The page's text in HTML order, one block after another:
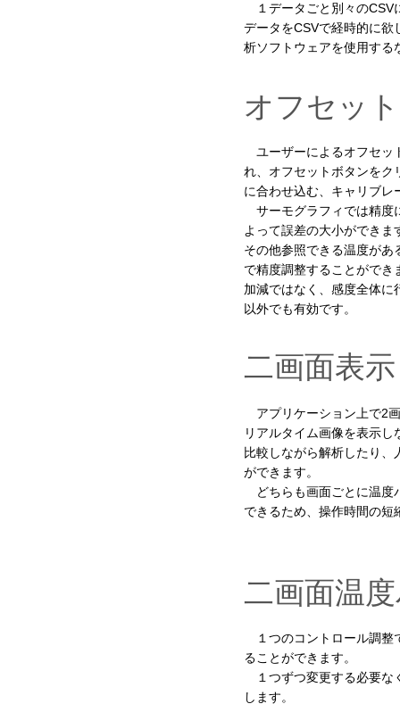
１データごと別々のCSV
データをCSVで経時的に欲
析ソフトウェアを使用する
オフセッ
ユーザーによるオフセッ
れ、オフセットボタンをク
に合わせ込む、キャリブレ
サーモグラフィでは精度
よって誤差の大小ができ
その他参照できる温度があ
で精度調整することがで
加減ではなく、感度全体に
以外でも有効です。
二画面表示
アプリケーション上で2
リアルタイム画像を表示
比較しながら解析したり
ができます。
どちらも画面ごとに温度
できるため、操作時間の短
二画面温
１つのコントロール調整
ることができます。
１つずつ変更する必要な
します。